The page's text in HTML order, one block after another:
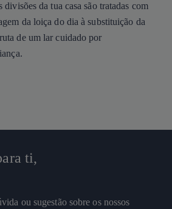
divisões da tua casa são tratadas com
da loiça do dia à substituição da
de um lar cuidado por
ti,
ou sugestão sobre os nossos